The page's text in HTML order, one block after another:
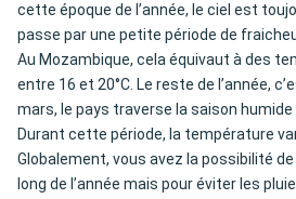
cette époque de l’année, le ciel est
passe par une petite période de
Au Mozambique, cela équivaut à des
entre 16 et 20°C. Le reste de l’année,
mars, le pays traverse la saison
Durant cette période, la température
Globalement, vous avez la possibilité
long de l’année mais pour éviter les